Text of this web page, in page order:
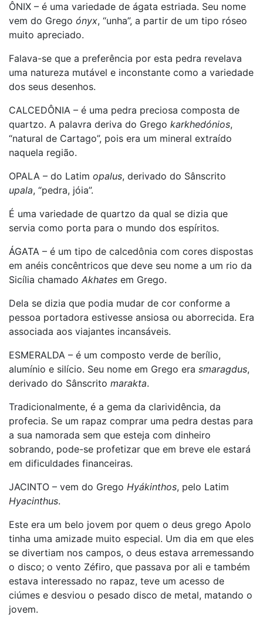
ÔNIX – é uma variedade de ágata estriada. Seu nome
vem do Grego ónyx, “unha”, a partir de um tipo róseo
muito apreciado.
Falava-se que a preferência por esta pedra revelava
uma natureza mutável e inconstante como a variedade
dos seus desenhos.
CALCEDÔNIA – é uma pedra preciosa composta de
quartzo. A palavra deriva do Grego karkhedónios,
“natural de Cartago”, pois era um mineral extraído
naquela região.
OPALA – do Latim opalus, derivado do Sânscrito
upala, “pedra, jóia”.
É uma variedade de quartzo da qual se dizia que
servia como porta para o mundo dos espíritos.
ÁGATA – é um tipo de calcedônia com cores dispostas
em anéis concêntricos que deve seu nome a um rio da
Sicília chamado Akhates em Grego.
Dela se dizia que podia mudar de cor conforme a
pessoa portadora estivesse ansiosa ou aborrecida. Era
associada aos viajantes incansáveis.
ESMERALDA – é um composto verde de berílio,
alumínio e silício. Seu nome em Grego era smaragdus,
derivado do Sânscrito marakta.
Tradicionalmente, é a gema da clarividência, da
profecia. Se um rapaz comprar uma pedra destas para
a sua namorada sem que esteja com dinheiro
sobrando, pode-se profetizar que em breve ele estará
em dificuldades financeiras.
JACINTO – vem do Grego Hyákinthos, pelo Latim
Hyacinthus.
Este era um belo jovem por quem o deus grego Apolo
tinha uma amizade muito especial. Um dia em que eles
se divertiam nos campos, o deus estava arremessando
o disco; o vento Zéfiro, que passava por ali e também
estava interessado no rapaz, teve um acesso de
ciúmes e desviou o pesado disco de metal, matando o
jovem.